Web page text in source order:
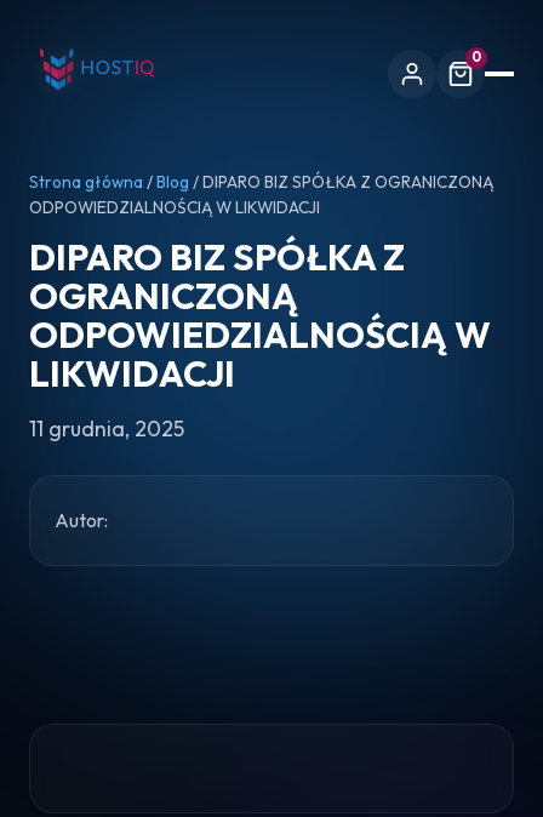
0
Strona główna /Blog / DIPARO BIZ SPÓŁKA Z OGRANICZONĄ
ODPOWIEDZIALNOŚCIĄ W LIKWIDACJI
DIPARO BIZ SPÓŁKA Z
OGRANICZONĄ
ODPOWIEDZIALNOŚCIĄ W
LIKWIDACJI
11 grudnia, 2025
Autor: